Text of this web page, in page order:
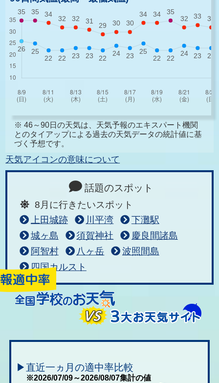
※ 46～90日の天気は、天気予報のエキスパート機関
とのタイアップによる過去の天気データの統計値に基
づく予想です。
天気アイコンの意味について
話題のスポット
8月に行きたいスポット
上田城跡
川平湾
下灘駅
城ヶ島
須賀神社
慶良間諸島
阿智村
八ヶ岳
波照間島
四国カルスト
▶直近一ヵ月の適中率比較
※2026/07/09～2026/08/07集計の値